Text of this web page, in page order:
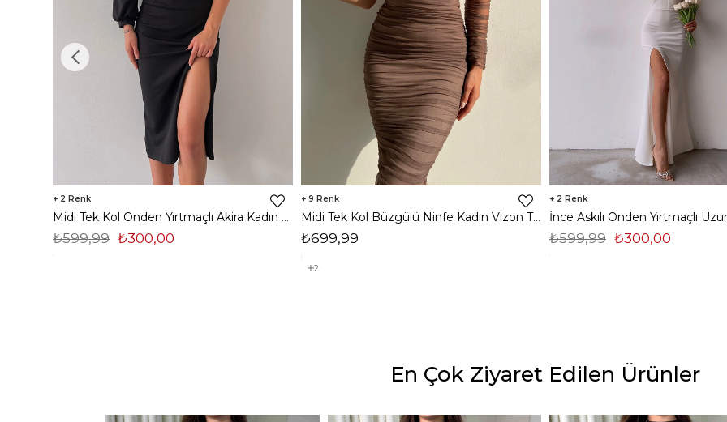
2
Midi Tek Kol Önden Yırtmaçlı Akira Kadın Siyah Elbise 22K000228
₺300,00
₺599,99
9
Midi Tek Kol Büzgülü Ninfe Kadın Vizon Tül Elbise 22K000524
₺699,99
2
2
₺300,00
₺599,99
En Çok Ziyaret Edilen Ürünler